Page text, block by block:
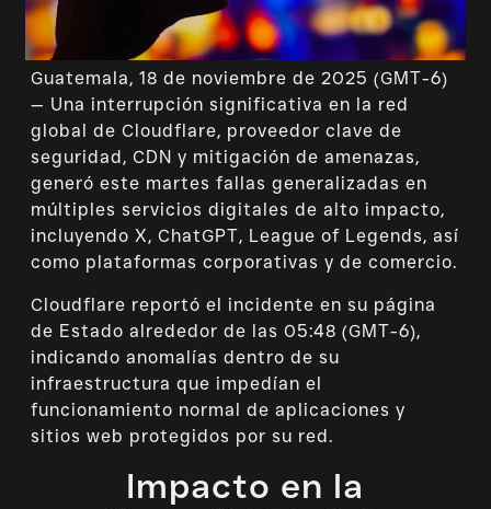
Guatemala, 18 de noviembre de 2025 (GMT-6)
— Una interrupción significativa en la red
global de Cloudflare, proveedor clave de
seguridad, CDN y mitigación de amenazas,
generó este martes fallas generalizadas en
múltiples servicios digitales de alto impacto,
incluyendo X, ChatGPT, League of Legends, así
como plataformas corporativas y de comercio.
Cloudflare reportó el incidente en su página
de Estado alrededor de las 05:48 (GMT-6),
indicando anomalías dentro de su
infraestructura que impedían el
funcionamiento normal de aplicaciones y
sitios web protegidos por su red.
Impacto en la